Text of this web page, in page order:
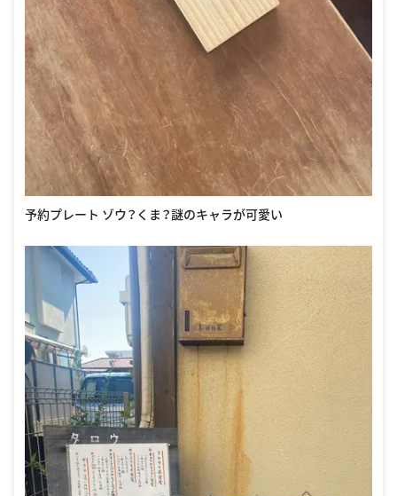
予約プレート ゾウ？くま？謎のキャラが可愛い